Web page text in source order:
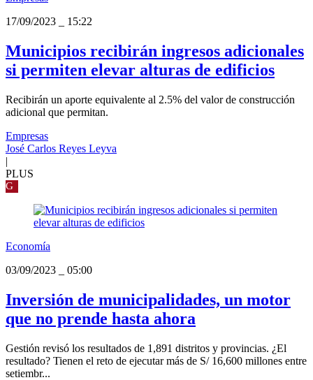
17/09/2023
15:22
Municipios recibirán ingresos adicionales
si permiten elevar alturas de edificios
Recibirán un aporte equivalente al 2.5% del valor de construcción
adicional que permitan.
Empresas
José Carlos Reyes Leyva
|
PLUS
G
Economía
03/09/2023
05:00
Inversión de municipalidades, un motor
que no prende hasta ahora
Gestión revisó los resultados de 1,891 distritos y provincias. ¿El
resultado? Tienen el reto de ejecutar más de S/ 16,600 millones entre
setiembr...